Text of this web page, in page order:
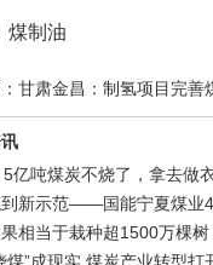
煤制油
：甘肃金昌：制氢项目完善
亿吨煤炭不烧了，拿去做
到新示范——国能宁夏煤业
相当于栽种超1500万棵